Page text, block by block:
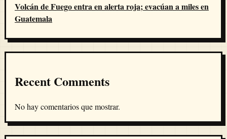
Volcán de Fuego entra en alerta roja; evacúan a miles en
Guatemala
Recent Comments
No hay comentarios que mostrar.